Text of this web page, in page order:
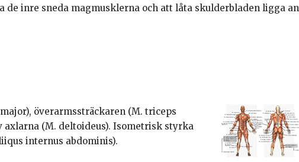
de inre sneda magmusklerna och att låta skulderbladen ligga an
överarmssträckaren (M. triceps
(M. deltoideus). Isometrisk styrka
internus abdominis).